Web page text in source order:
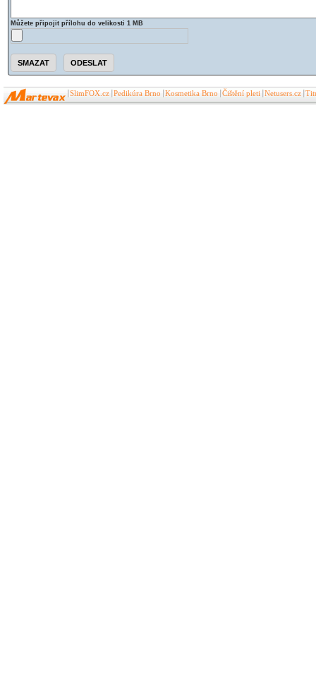
Můžete připojit přílohu do velikosti 1 MB
SlimFOX.cz Pedikúra Brno Kosmetika Brno Čištění pleti Netusers.cz